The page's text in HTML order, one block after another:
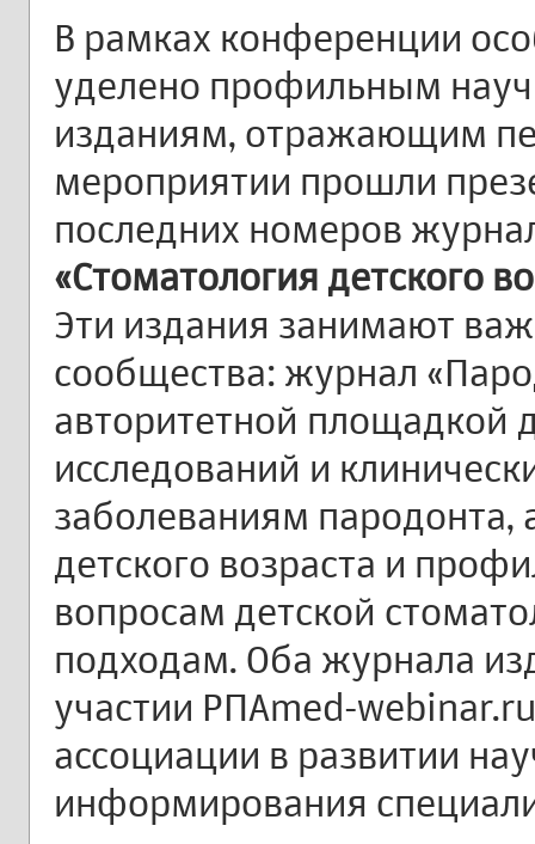
В рамках конференции
уделено профильным
изданиям, отражающим
мероприятии прошли
последних номеров
«Стоматология детского
Эти издания занимают
сообщества: журнал
авторитетной площадкой
исследований и
заболеваниям пародонта,
детского возраста и
вопросам детской
подходам. Оба журнала
участии РПА​med-
ассоциации в развитии
информирования